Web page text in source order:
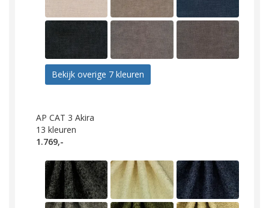
Bekijk overige 7 kleuren
AP CAT 3 Akira
13 kleuren
1.769,-